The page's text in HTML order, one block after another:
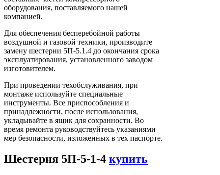
оборудования, поставляемого нашей
компанией.
Для обеспечения бесперебойной работы
воздушной и газовой техники, производите
замену шестерни 5П-5.1.4 до окончания срока
эксплуатирования, установленного заводом
изготовителем.
При проведении техобслуживания, при
монтаже используйте специальные
инструменты. Все приспособления и
принадлежности, после использования,
укладывайте в ящик для сохранности. Во
время ремонта руководствуйтесь указаниями
мер безопасности, изложенных в тех паспорте.
Шестерня 5П-5-1-4 купить